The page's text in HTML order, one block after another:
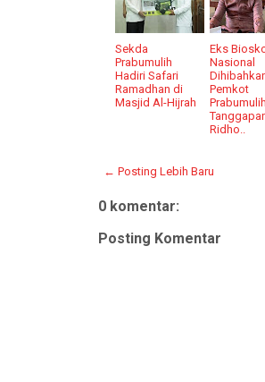
Sekda
Prabumulih
Hadiri Safari
Ramadhan di
Masjid Al-Hijrah
Eks
Nasional
Pemkot
Ridho..
← Posting Lebih Baru
0 komentar:
Posting Komentar